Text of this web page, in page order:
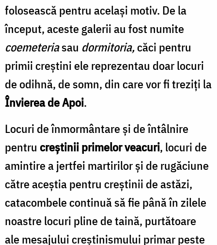
folosească pentru acelaşi motiv. De la
început, aceste galerii au fost numite
coemeteriasau dormitoria,căci pentru
primii creştini ele reprezentau doar locuri
de odihnă, de somn, din care vor fi treziţi la
Învierea de Apoi.
Locuri de înmormântare şi de întâlnire
pentru creştinii primelor veacuri, locuri de
amintire a jertfei martirilor şi de rugăciune
către aceştia pentru creştinii de astăzi,
catacombele continuă să fie până în zilele
noastre locuri pline de taină, purtătoare
ale mesajului creştinismului primar peste